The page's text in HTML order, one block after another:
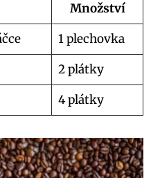
Množství
1 plechovka
2 plátky
4 plátky